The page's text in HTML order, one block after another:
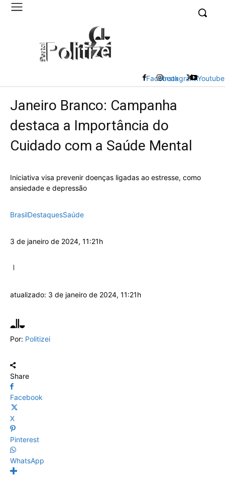
FacebookInstagramXYoutube
Janeiro Branco: Campanha
destaca a Importância do
Cuidado com a Saúde Mental
Iniciativa visa prevenir doenças ligadas ao estresse, como
ansiedade e depressão
BrasilDestaquesSaúde
3 de janeiro de 2024, 11:21h
atualizado: 3 de janeiro de 2024, 11:21h
Por: Politizei
Share
Facebook
X
Pinterest
WhatsApp